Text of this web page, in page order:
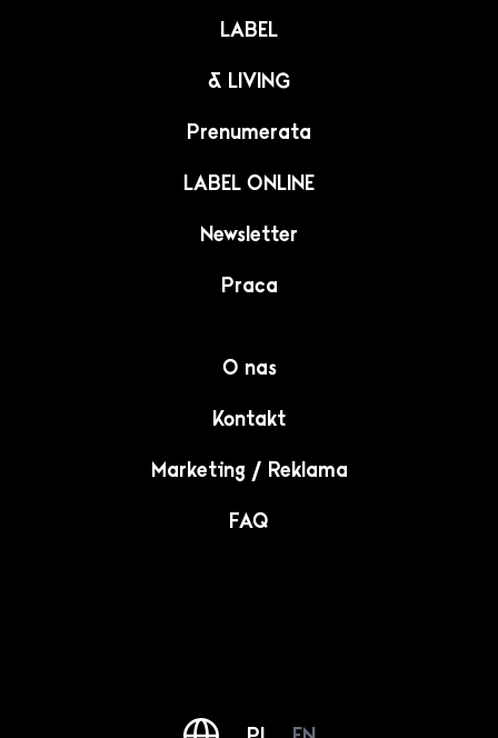
LABEL
& LIVING
Prenumerata
LABEL ONLINE
Newsletter
Praca
O nas
Kontakt
Marketing / Reklama
FAQ